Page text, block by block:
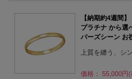
【納期約4週間
プラチナ から選
バーズシーン お
上質を纏う、シ
価格： 55,000円(